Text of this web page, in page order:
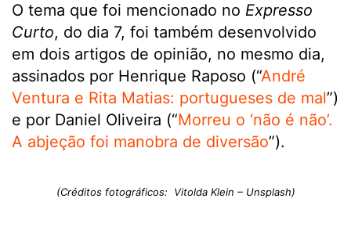
O tema que foi mencionado no Expresso
Curto, do dia 7, foi também desenvolvido
em dois artigos de opinião, no mesmo dia,
assinados por Henrique Raposo (“André
Ventura e Rita Matias: portugueses de mal”)
e por Daniel Oliveira (“Morreu o ‘não é não’.
A abjeção foi manobra de diversão”).
(Créditos fotográficos: Vitolda Klein – Unsplash)